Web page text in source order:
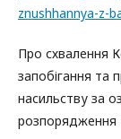
znushhannya-z-
Про схвалення
запобігання та
насильству за
розпорядження